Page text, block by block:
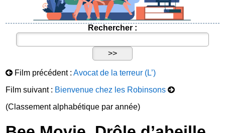
Rechercher :
Film précédent :Avocat de la terreur (L’)
Film suivant : Bienvenue chez les Robinsons
(Classement alphabétique par année)